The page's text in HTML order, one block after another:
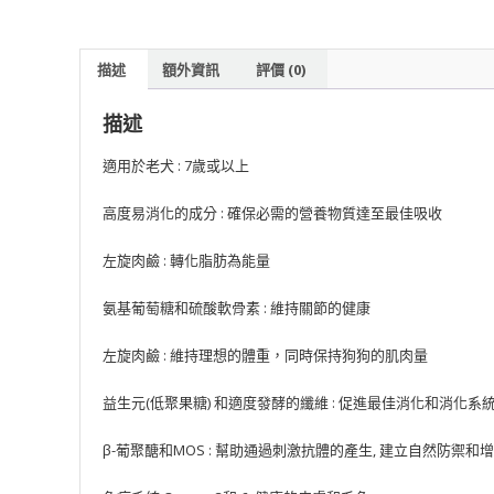
描述 額外資訊 評價 (0)
描述
適用於老犬 : 7歲或以上
高度易消化的成分 : 確保必需的營養物質達至最佳吸收
左旋肉鹼 : 轉化脂肪為能量
氨基葡萄糖和硫酸軟骨素 : 維持關節的健康
左旋肉鹼 : 維持理想的體重，同時保持狗狗的肌肉量
益生元(低聚果糖) 和適度發酵的纖維 : 促進最佳消化和消化系
β-葡聚醣和MOS : 幫助通過刺激抗體的產生, 建立自然防禦和